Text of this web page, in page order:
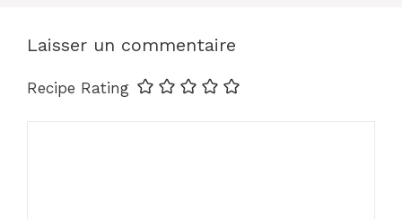
Laisser un commentaire
Recipe Rating